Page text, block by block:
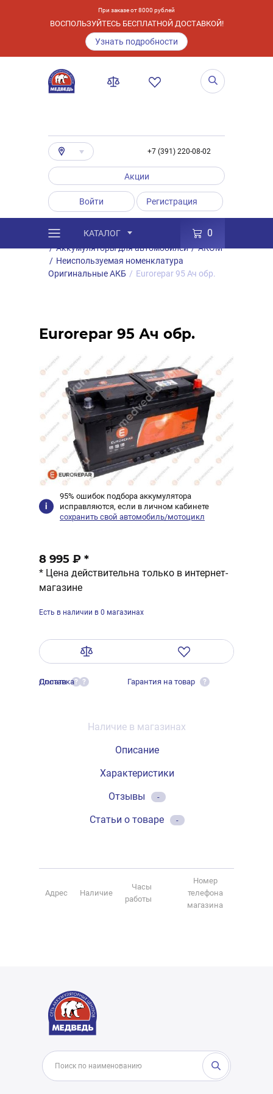
При заказе от 8000 рублей
ВОСПОЛЬЗУЙТЕСЬ БЕСПЛАТНОЙ ДОСТАВКОЙ!
Узнать подробности
+7 (391) 220-08-02
Акции
Войти Регистрация
КАТАЛОГ 0
Каталог / Товары
Аккумуляторы
/ Аккумуляторы для автомобилей / АКОМ
/ Неиспользуемая номенклатура
Оригинальные АКБ / Eurorepar 95 Ач обр.
Eurorepar 95 Ач обр.
95% ошибок подбора аккумулятора
исправляются, если в личном кабинете
сохранить свой автомобиль/мотоцикл
8 995 ₽ *
* Цена действительна только в интернет-
магазине
Есть в наличии в 0 магазинах
Оплата ?
Доставка ? Гарантия на товар ?
Наличие в магазинах
Описание
Характеристики
Отзывы
-
Статьи о товаре -
Адрес Наличие
Часы
работы
Номер
телефона
магазина